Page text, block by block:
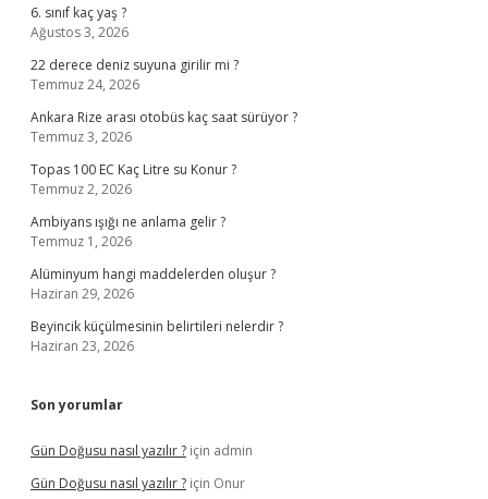
6. sınıf kaç yaş ?
Ağustos 3, 2026
22 derece deniz suyuna girilir mi ?
Temmuz 24, 2026
Ankara Rize arası otobüs kaç saat sürüyor ?
Temmuz 3, 2026
Topas 100 EC Kaç Litre su Konur ?
Temmuz 2, 2026
Ambiyans ışığı ne anlama gelir ?
Temmuz 1, 2026
Alüminyum hangi maddelerden oluşur ?
Haziran 29, 2026
Beyincik küçülmesinin belirtileri nelerdir ?
Haziran 23, 2026
Son yorumlar
Gün Doğusu nasıl yazılır ? için admin
Gün Doğusu nasıl yazılır ? için Onur